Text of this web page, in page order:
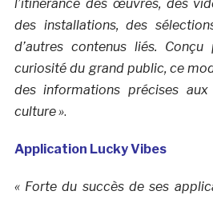
l’itinérance des œuvres, des
des installations, des
d’autres contenus liés.
curiosité du grand public, ce
des informations précises
culture ».
Application Lucky Vibes
« Forte du succès de ses